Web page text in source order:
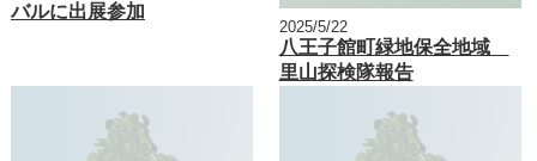
バルに出展参加
2025/5/22
八王子館町緑地保全地域
里山探検隊報告